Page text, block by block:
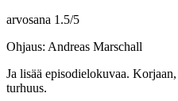
arvosana 1.5/5
Ohjaus: Andreas Marschall
Ja lisää episodielokuvaa.
turhuus.